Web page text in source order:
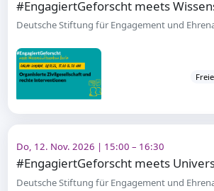
Deutsche Stiftung für Engagement und
Do, 12. Nov. 2026 | 15:00 – 16:30
#EngagiertGeforscht meets
Deutsche Stiftung für Engagement und